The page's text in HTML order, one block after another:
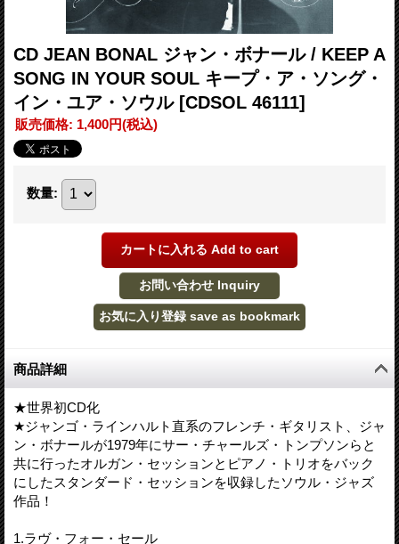
CD JEAN BONAL ジャン・ボナール / KEEP A
SONG IN YOUR SOUL キープ・ア・ソング・
イン・ユア・ソウル [CDSOL 46111]
販売価格: 1,400円(税込)
数量:
商品詳細
★世界初CD化
★ジャンゴ・ラインハルト直系のフレンチ・ギタリスト、ジャ
ン・ボナールが1979年にサー・チャールズ・トンプソンらと
共に行ったオルガン・セッションとピアノ・トリオをバック
にしたスタンダード・セッションを収録したソウル・ジャズ
作品！
1.ラヴ・フォー・セール